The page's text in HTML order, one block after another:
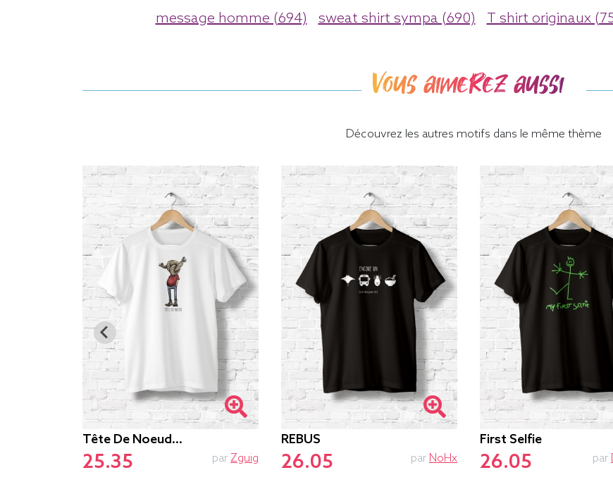
message homme (694)
sweat shirt sympa (690) T shirt originaux
Vous aimerez aussi
Découvrez les autres motifs dans le même thème
Tête De Noeud…
25.35 par Zguig
REBUS
26.05 par NoHx
First Selfie
26.05 par